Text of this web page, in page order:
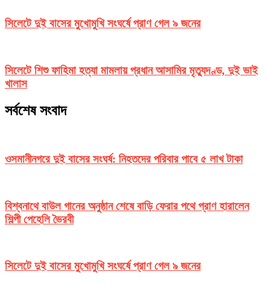
সিলেটে দুই বাসের মুখোমুখি সংঘর্ষে প্রাণ গেল ৯ জনের
সিলেটে শিশু ফাহিমা হত্যা মামলায় প্রধান আসামির মৃত্যুদণ্ড, দুই ভাই
খালাস
সর্বশেষ সংবাদ
ওসমানীনগরে দুই বাসের সংঘর্ষ: নিহতদের পরিবার পাবে ৫ লাখ টাকা
বিশ্বনাথে বাউল গানের অনুষ্ঠান শেষে বাড়ি ফেরার পথে প্রাণ হারালেন
শিল্পী পেহেলি ভৈরবী
সিলেটে দুই বাসের মুখোমুখি সংঘর্ষে প্রাণ গেল ৯ জনের